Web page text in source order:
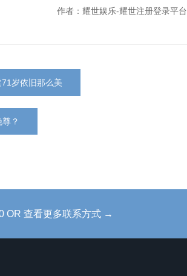
作者：耀世娱乐-耀世注册登录平台
岁依旧那么美
？
OR 查看更多联系方式 →